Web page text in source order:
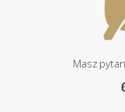
Masz